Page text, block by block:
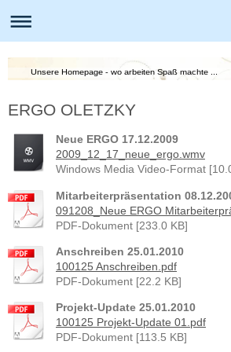
Unsere Homepage - wo arbeiten Spaß machte ...
ERGO OLETZKY
Neue ERGO 17.12.2009
2009_12_17_neue_ergo.wmv
Windows Media Video-Format
Mitarbeiterpräsentation
091208_Neue ERGO
PDF-Dokument [233.0 KB]
Anschreiben 25.01.2010
100125 Anschreiben.pdf
PDF-Dokument [22.2 KB]
Projekt-Update 25.01.2010
100125 Projekt-Update 01.pdf
PDF-Dokument [113.5 KB]